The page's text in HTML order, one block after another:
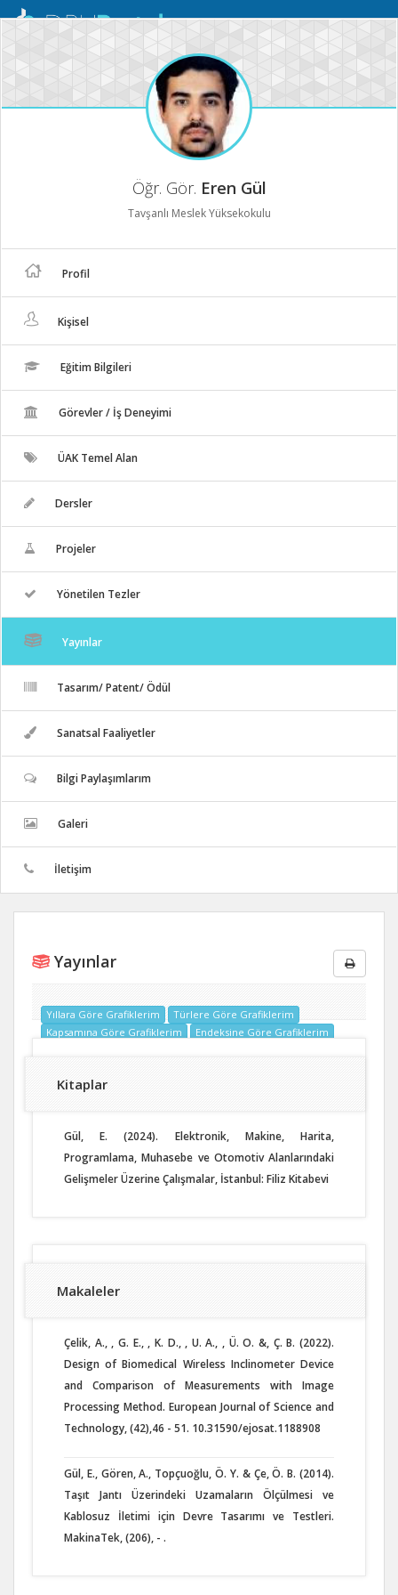
Mobil
Öğr. Gör. Eren Gül
Tavşanlı Meslek Yüksekokulu
Profil
Kişisel
Eğitim Bilgileri
Görevler / İş Deneyimi
ÜAK Temel Alan
Dersler
Projeler
Yönetilen Tezler
Yayınlar
Tasarım/ Patent/ Ödül
Sanatsal Faaliyetler
Bilgi Paylaşımlarım
Galeri
İletişim
Yayınlar
Yıllara Göre Grafiklerim
Türlere Göre Grafiklerim
Kapsamına Göre Grafiklerim
Endeksine Göre Grafiklerim
Kitaplar
Gül, E. (2024). Elektronik, Makine, Harita,
Programlama, Muhasebe ve Otomotiv Alanlarındaki
Gelişmeler Üzerine Çalışmalar, İstanbul: Filiz Kitabevi
Makaleler
Çelik, A., , G. E., , K. D., , U. A., , Ü. O. &, Ç. B. (2022).
Design of Biomedical Wireless Inclinometer Device
and Comparison of Measurements with Image
Processing Method. European Journal of Science and
Technology, (42),46 - 51. 10.31590/ejosat.1188908
Gül, E., Gören, A., Topçuoğlu, Ö. Y. & Çe, Ö. B. (2014).
Taşıt Jantı Üzerindeki Uzamaların Ölçülmesi ve
Kablosuz İletimi için Devre Tasarımı ve Testleri.
MakinaTek, (206), - .